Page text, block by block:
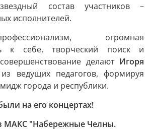
состав участников –
исполнителей.
огромная
к себе, творческий поиск и
делают Игоря
ведущих педагогов, формируя
города и республики.
на его концертах!
МАКС "Набережные Челны.